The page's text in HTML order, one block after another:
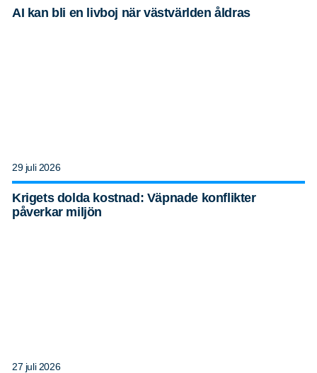
AI kan bli en livboj när västvärlden åldras
29 juli 2026
Krigets dolda kostnad: Väpnade konflikter
påverkar miljön
27 juli 2026